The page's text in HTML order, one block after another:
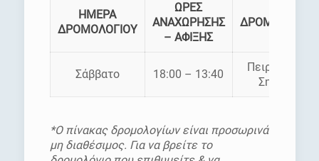
ΗΜΕΡΑ
ΔΡΟΜΟΛΟΓΙΟΥ
ΩΡΕΣ
ΑΝΑΧΩΡΗΣΗΣ
– ΑΦΙΞΗΣ
ΔΡΟΜΟΛΟΓΙΑ
Σάββατο 18:00 – 13:40
Πειραιάς –
Σητεία
*Ο πίνακας δρομολογίων είναι προσωρινά
μη διαθέσιμος. Για να βρείτε το